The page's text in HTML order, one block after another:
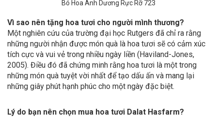
Bó Hoa Ánh Dương Rực Rỡ 723
Vì sao nên tặng hoa tươi cho người mình thương?
Một nghiên cứu của trường đại học Rutgers đã chỉ ra rằng
những người nhận được món quà là hoa tươi sẽ có cảm xúc
tích cực và vui vẻ trong nhiều ngày liền (Haviland-Jones,
2005). Điều đó đã chứng minh rằng hoa tươi là một trong
những món quà tuyệt vời nhất để tạo dấu ấn và mang lại
những giây phút hạnh phúc cho một ngày đặc biệt.
Lý do bạn nên chọn mua hoa tươi Dalat Hasfarm?